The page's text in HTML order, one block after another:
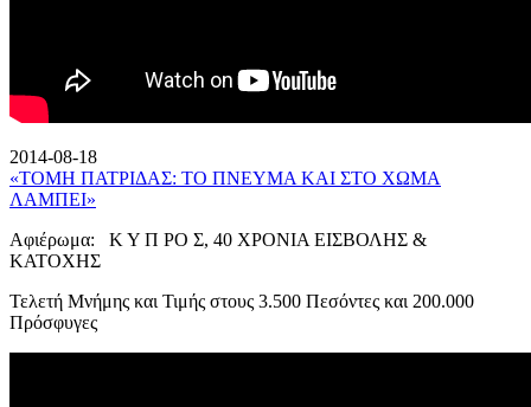
2014-08-18
«ΤΟΜΗ ΠΑΤΡΙΔΑΣ: ΤΟ ΠΝΕΥΜΑ ΚΑΙ ΣΤΟ ΧΩΜΑ
ΛΑΜΠΕΙ»
Αφιέρωμα: Κ Υ Π ΡΟ Σ, 40 ΧΡΟΝΙΑ ΕΙΣΒΟΛΗΣ &
ΚΑΤΟΧΗΣ
Τελετή Μνήμης και Τιμής στους 3.500 Πεσόντες και 200.000
Πρόσφυγες